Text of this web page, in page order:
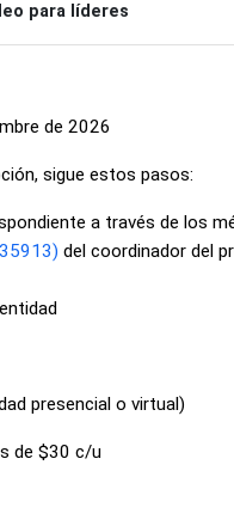
para líderes
de 2026
sigue estos pasos:
a través de los
del coordinador del
presencial o virtual)
de $30 c/u